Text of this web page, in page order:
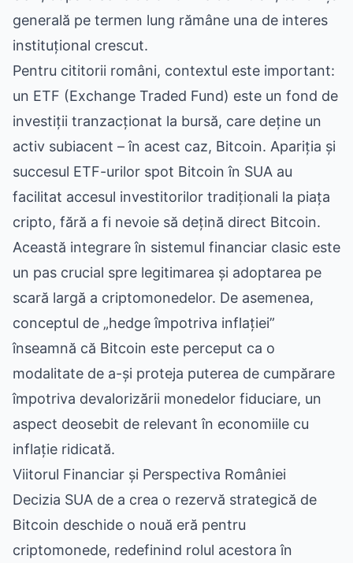
generală pe termen lung rămâne una de interes
instituțional crescut.
Pentru cititorii români, contextul este important:
un ETF (Exchange Traded Fund) este un fond de
investiții tranzacționat la bursă, care deține un
activ subiacent – în acest caz, Bitcoin. Apariția și
succesul ETF-urilor spot Bitcoin în SUA au
facilitat accesul investitorilor tradiționali la piața
cripto, fără a fi nevoie să dețină direct Bitcoin.
Această integrare în sistemul financiar clasic este
un pas crucial spre legitimarea și adoptarea pe
scară largă a criptomonedelor. De asemenea,
conceptul de „hedge împotriva inflației”
înseamnă că Bitcoin este perceput ca o
modalitate de a-și proteja puterea de cumpărare
împotriva devalorizării monedelor fiduciare, un
aspect deosebit de relevant în economiile cu
inflație ridicată.
Viitorul Financiar și Perspectiva României
Decizia SUA de a crea o rezervă strategică de
Bitcoin deschide o nouă eră pentru
criptomonede, redefinind rolul acestora în